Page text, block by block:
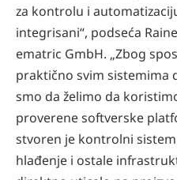
za kontrolu i
integrisani“, podseća
ematric GmbH. „Zbog
praktično svim sistemima
smo da želimo da
proverene softverske
stvoren je kontrolni
hlađenje i ostale